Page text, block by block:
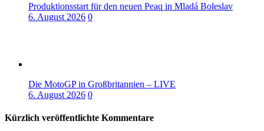
Produktionsstart für den neuen Peaq in Mladá Boleslav
6. August 2026 0
Die MotoGP in Großbritannien – LIVE
6. August 2026 0
Kürzlich veröffentlichte Kommentare